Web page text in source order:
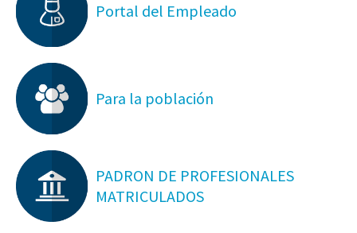
Portal del Empleado
Para la población
PADRON DE PROFESIONALES
MATRICULADOS